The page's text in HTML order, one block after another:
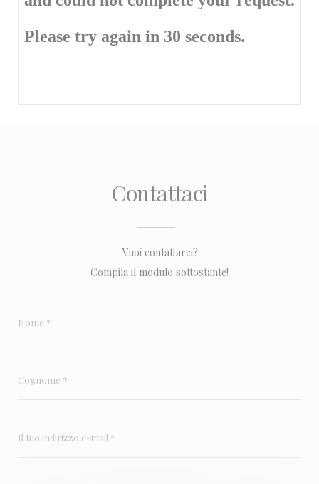
Contattaci
Vuoi contattarci?
Compila il modulo sottostante!